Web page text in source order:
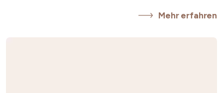
Mehr erfahren